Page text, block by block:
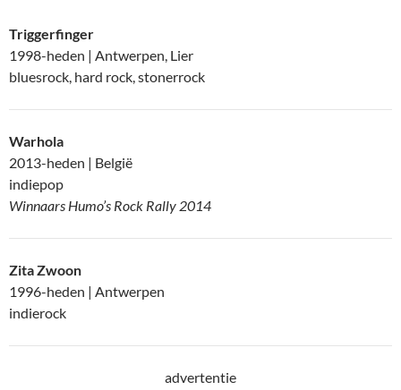
Triggerfinger
1998-heden | Antwerpen, Lier
bluesrock, hard rock, stonerrock
Warhola
2013-heden | België
indiepop
Winnaars Humo’s Rock Rally 2014
Zita Zwoon
1996-heden | Antwerpen
indierock
advertentie